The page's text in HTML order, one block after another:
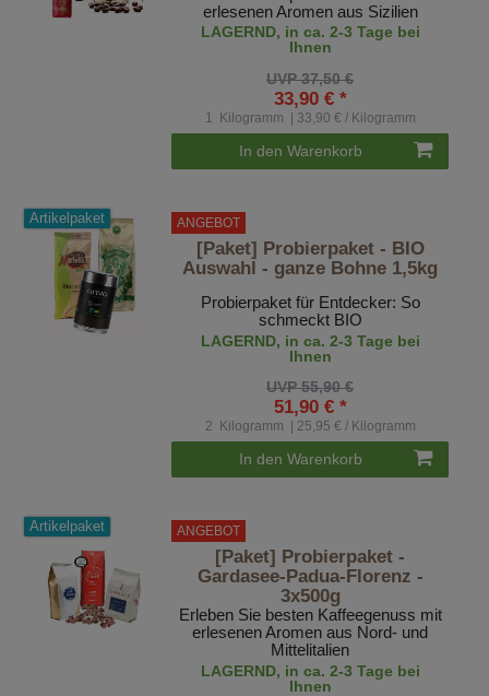
erlesenen Aromen aus Sizilien
LAGERND, in ca. 2-3 Tage bei
Ihnen
UVP 37,50 €
33,90 € *
1 Kilogramm | 33,90 € / Kilogramm
In den Warenkorb
Artikelpaket ANGEBOT
[Paket] Probierpaket - BIO
Auswahl - ganze Bohne 1,5kg
Probierpaket für Entdecker: So
schmeckt BIO
LAGERND, in ca. 2-3 Tage bei
Ihnen
UVP 55,90 €
51,90 € *
2 Kilogramm | 25,95 € / Kilogramm
In den Warenkorb
Artikelpaket ANGEBOT
[Paket] Probierpaket -
Gardasee-Padua-Florenz -
3x500g
Erleben Sie besten Kaffeegenuss mit
erlesenen Aromen aus Nord- und
Mittelitalien
LAGERND, in ca. 2-3 Tage bei
Ihnen